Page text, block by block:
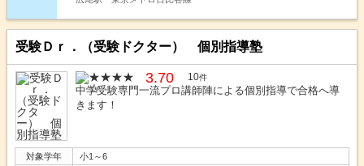
受験Ｄｒ．（受験ドクター） 個別指導塾
3.70 10件
中学受験専門一流プロ講師陣による個別指導で合格へ導
きます！
対象学年
小1～6